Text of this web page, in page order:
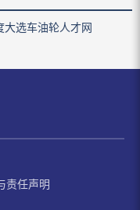
大选车油轮人才网
责任声明